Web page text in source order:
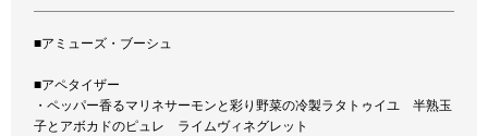
■アミューズ・ブーシュ
■アペタイザー
・ペッパー香るマリネサーモンと彩り野菜の冷製ラタトゥイユ 半熟玉
子とアボカドのピュレ ライムヴィネグレット